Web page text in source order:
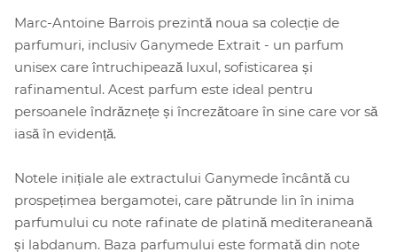
Marc-Antoine Barrois prezintă noua sa colecție de
parfumuri, inclusiv Ganymede Extrait - un parfum
unisex care întruchipează luxul, sofisticarea și
rafinamentul. Acest parfum este ideal pentru
persoanele îndrăznețe și încrezătoare în sine care vor să
iasă în evidență.
Notele inițiale ale extractului Ganymede încântă cu
prospețimea bergamotei, care pătrunde lin în inima
parfumului cu note rafinate de platină mediteraneană
și labdanum. Baza parfumului este formată din note